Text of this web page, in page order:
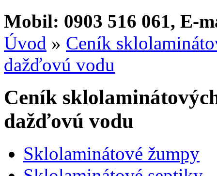
Mobil: 0903 516 061, E-
Úvod » Ceník
dažďovú vodu
Ceník
dažďovú vodu
Sklolaminátové žumpy